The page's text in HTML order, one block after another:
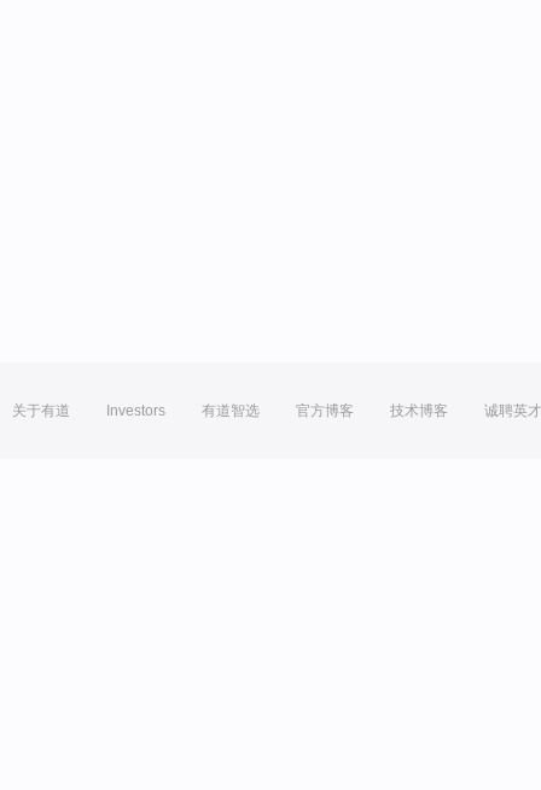
关于有道 Investors 有道智选 官方博客 技术博客 诚聘英才